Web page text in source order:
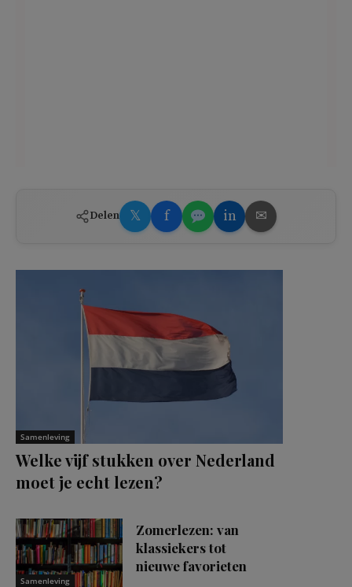
Delen 𝕏 f in ✉
Samenleving
Welke vijf stukken over Nederland
moet je echt lezen?
Samenleving
Zomerlezen: van
klassiekers tot
nieuwe favorieten